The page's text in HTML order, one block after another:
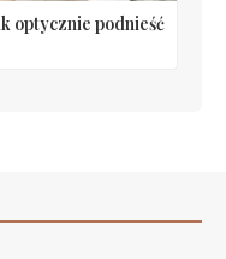
optycznie podnieść